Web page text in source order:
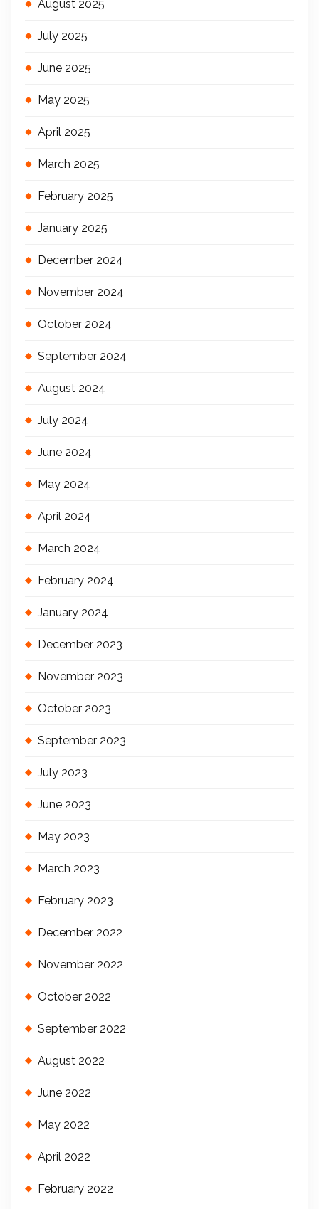
August 2025
July 2025
June 2025
May 2025
April 2025
March 2025
February 2025
January 2025
December 2024
November 2024
October 2024
September 2024
August 2024
July 2024
June 2024
May 2024
April 2024
March 2024
February 2024
January 2024
December 2023
November 2023
October 2023
September 2023
July 2023
June 2023
May 2023
March 2023
February 2023
December 2022
November 2022
October 2022
September 2022
August 2022
June 2022
May 2022
April 2022
February 2022